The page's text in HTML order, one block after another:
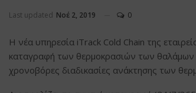
Last updated Νοέ 2, 2019 0
Η νέα υπηρεσία iTrack Cold Chain της
καταγραφή των θερμοκρασιών των θαλάμων
χρονοβόρες διαδικασίες ανάκτησης των